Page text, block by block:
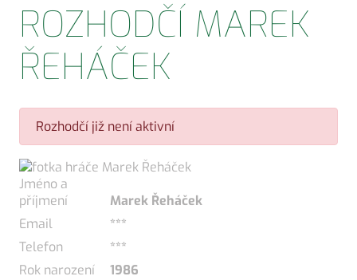
ROZHODČÍ MAREK
ŘEHÁČEK
Rozhodčí již není aktivní
Jméno a
příjmení
Marek Řeháček
Email
***
Telefon
***
Rok narození
1986